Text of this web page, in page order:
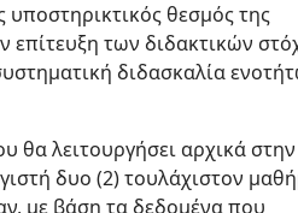
υποστηρικτικός θεσμός της
επίτευξη των διδακτικών
διδασκαλία
λειτουργήσει αρχικά στην
δυο (2) τουλάχιστον
με βάση τα δεδομένα που